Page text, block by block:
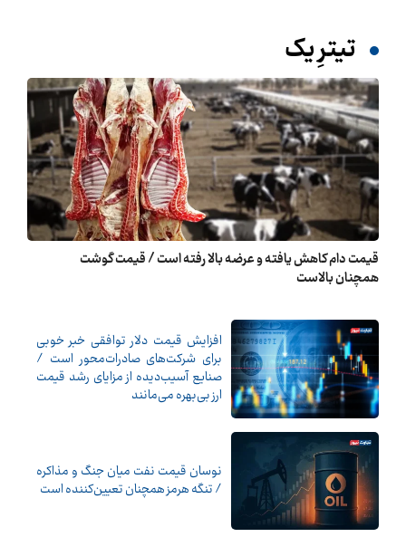
تیترِ یک
قیمت دام کاهش یافته و عرضه بالا رفته است / قیمت گوشت
همچنان بالاست
افزایش قیمت دلار توافقی خبر خوبی
برای شرکت‌های صادرات‌محور است /
صنایع آسیب‌دیده از مزایای رشد قیمت
ارز بی‌بهره می‌مانند
نوسان قیمت نفت میان جنگ و مذاکره
/ تنگه هرمز همچنان تعیین‌کننده است